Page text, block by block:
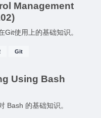
Management
Git使用上的基础知识。
Git
Using Bash
Bash 的基础知识。